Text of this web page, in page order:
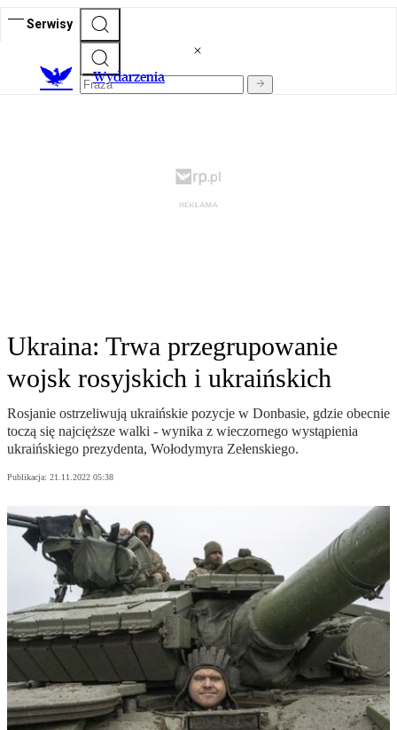
Serwisy
Wydarzenia
Ukraina: Trwa przegrupowanie
wojsk rosyjskich i ukraińskich
Rosjanie ostrzeliwują ukraińskie pozycje w Donbasie, gdzie obecnie
toczą się najcięższe walki - wynika z wieczornego wystąpienia
ukraińskiego prezydenta, Wołodymyra Zełenskiego.
Publikacja: 21.11.2022 05:38